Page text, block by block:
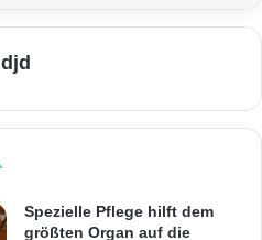
djd
Spezielle Pflege hilft dem
größten Organ auf die